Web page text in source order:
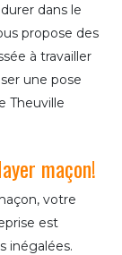
dans le
propose des
à travailler
une pose
Theuville
maçon!
votre
est
inégalées.